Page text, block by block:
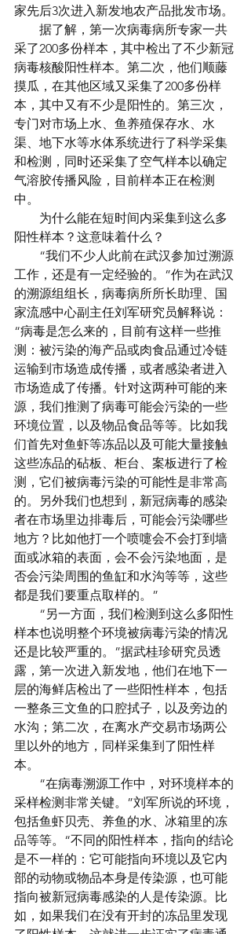
家先后3次进入新发地农产品批发市场。
据了解，第一次病毒病所专家一共
采了200多份样本，其中检出了不少新冠
病毒核酸阳性样本。第二次，他们顺藤
摸瓜，在其他区域又采集了200多份样
本，其中又有不少是阳性的。第三次，
专门对市场上水、鱼养殖保存水、水
渠、地下水等水体系统进行了科学采集
和检测，同时还采集了空气样本以确定
气溶胶传播风险，目前样本正在检测
中。
为什么能在短时间内采集到这么多
阳性样本？这意味着什么？
“我们不少人此前在武汉参加过溯源
工作，还是有一定经验的。”作为在武汉
的溯源组组长，病毒病所所长助理、国
家流感中心副主任刘军研究员解释说：
“病毒是怎么来的，目前有这样一些推
测：被污染的海产品或肉食品通过冷链
运输到市场造成传播，或者感染者进入
市场造成了传播。针对这两种可能的来
源，我们推测了病毒可能会污染的一些
环境位置，以及物品食品等等。比如我
们首先对鱼虾等冻品以及可能大量接触
这些冻品的砧板、柜台、案板进行了检
测，它们被病毒污染的可能性是非常高
的。另外我们也想到，新冠病毒的感染
者在市场里边排毒后，可能会污染哪些
地方？比如他打一个喷嚏会不会打到墙
面或冰箱的表面，会不会污染地面，是
否会污染周围的鱼缸和水沟等等，这些
都是我们要重点取样的。”
“另一方面，我们检测到这么多阳性
样本也说明整个环境被病毒污染的情况
还是比较严重的。”据武桂珍研究员透
露，第一次进入新发地，他们在地下一
层的海鲜店检出了一些阳性样本，包括
一整条三文鱼的口腔拭子，以及旁边的
水沟；第二次，在离水产交易市场两公
里以外的地方，同样采集到了阳性样
本。
“在病毒溯源工作中，对环境样本的
采样检测非常关键。”刘军所说的环境，
包括鱼虾贝壳、养鱼的水、冰箱里的冻
品等等。“不同的阳性样本，指向的结论
是不一样的：它可能指向环境以及它内
部的动物或物品本身是传染源，也可能
指向被新冠病毒感染的人是传染源。比
如，如果我们在没有开封的冻品里发现